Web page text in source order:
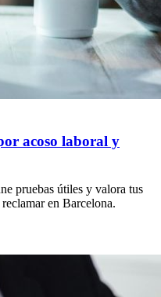
acoso laboral y
pruebas útiles y valora tus
en Barcelona.